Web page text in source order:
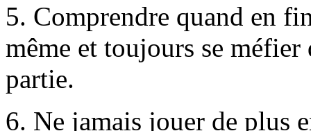
5. Comprendre quand en
même et toujours se
partie.
6. Ne jamais jouer de plus